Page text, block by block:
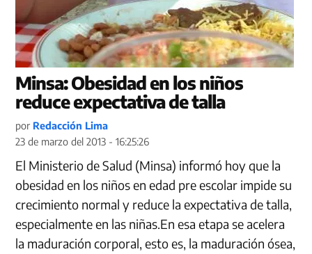
Minsa: Obesidad en los niños
reduce expectativa de talla
por Redacción Lima
23 de marzo del 2013 - 16:25:26
El Ministerio de Salud (Minsa) informó hoy que la
obesidad en los niños en edad pre escolar impide su
crecimiento normal y reduce la expectativa de talla,
especialmente en las niñas.En esa etapa se acelera
la maduración corporal, esto es, la maduración ósea,